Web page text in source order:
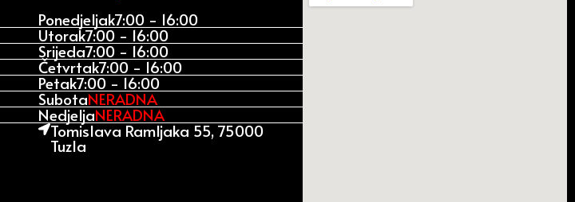
Ponedjeljak7:00 - 16:00
Utorak7:00 - 16:00
Srijeda7:00 - 16:00
Četvrtak7:00 - 16:00
Petak7:00 - 16:00
SubotaNERADNA
NedjeljaNERADNA
Tomislava Ramljaka 55, 75000
Tuzla